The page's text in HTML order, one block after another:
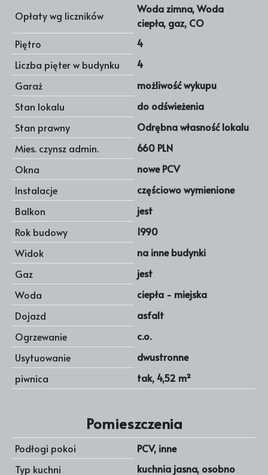
Opłaty wg liczników
Woda zimna, Woda
ciepła, gaz, CO
Piętro
4
Liczba pięter w budynku
4
Garaż
możliwość wykupu
Stan lokalu
do odświeżenia
Stan prawny
Odrębna własność lokalu
Mies. czynsz admin.
660 PLN
Okna
nowe PCV
Instalacje
częściowo wymienione
Balkon
jest
Rok budowy
1990
Widok
na inne budynki
Gaz
jest
Woda
ciepła - miejska
Dojazd
asfalt
Ogrzewanie
c.o.
Usytuowanie
dwustronne
piwnica
tak, 4,52 m²
Pomieszczenia
Podłogi pokoi
PCV, inne
Typ kuchni
kuchnia jasna, osobno